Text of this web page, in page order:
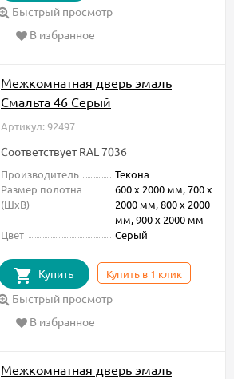
Быстрый просмотр
В избранное
Межкомнатная дверь эмаль
Смальта 46 Серый
Артикул: 92497
Соответствует RAL 7036
Производитель
Текона
Размер полотна
(ШxВ)
600 х 2000 мм, 700 х
2000 мм, 800 х 2000
мм, 900 х 2000 мм
Цвет
Серый
Купить Купить в 1 клик
Быстрый просмотр
В избранное
Межкомнатная дверь эмаль